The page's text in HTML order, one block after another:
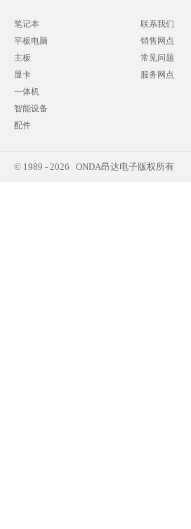
笔记本
平板电脑
主板
显卡
一体机
智能设备
配件
联系我们
销售网点
常见问题
服务网点
© 1989 - 2026 ONDA昂达电子版权所有